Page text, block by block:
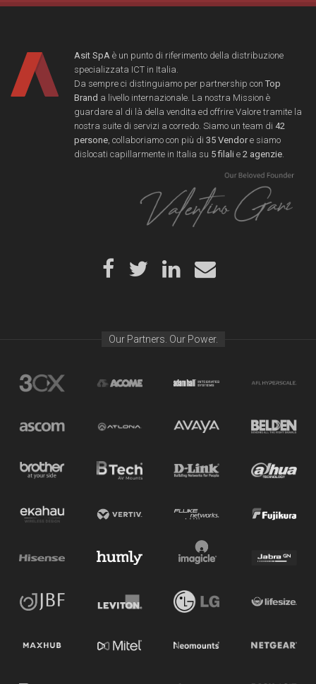
Asit SpA è un punto di riferimento della distribuzione
specializzata ICT in Italia.
Da sempre ci distinguiamo per partnership con Top
Brand a livello internazionale. La nostra Mission è
guardare al di là della vendita ed offrire Valore tramite la
nostra suite di servizi a corredo. Siamo un team di 42
persone, collaboriamo con più di 35 Vendore siamo
dislocati capillarmente in Italia su 5 filali e 2 agenzie.